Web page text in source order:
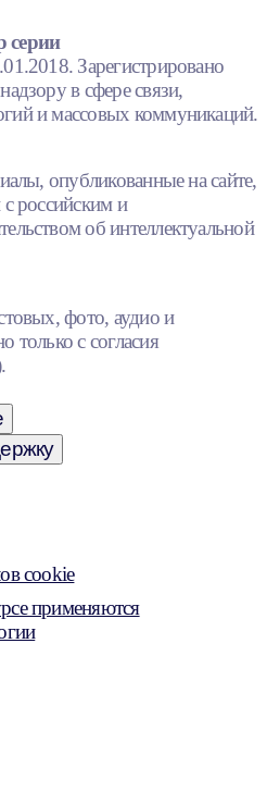
серии
Зарегистрировано
в сфере связи,
и массовых коммуникаций.
опубликованные на сайте,
российским и
об интеллектуальной
фото, аудио и
только с согласия
cookie
применяются